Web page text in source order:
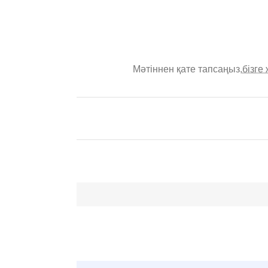
Мәтіннен қате тапсаңыз,